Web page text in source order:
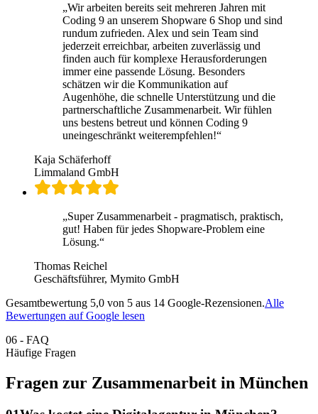
„Wir arbeiten bereits seit mehreren Jahren mit
Coding 9 an unserem Shopware 6 Shop und sind
rundum zufrieden. Alex und sein Team sind
jederzeit erreichbar, arbeiten zuverlässig und
finden auch für komplexe Herausforderungen
immer eine passende Lösung. Besonders
schätzen wir die Kommunikation auf
Augenhöhe, die schnelle Unterstützung und die
partnerschaftliche Zusammenarbeit. Wir fühlen
uns bestens betreut und können Coding 9
uneingeschränkt weiterempfehlen!“
Kaja Schäferhoff
Limmaland GmbH
„Super Zusammenarbeit - pragmatisch, praktisch,
gut! Haben für jedes Shopware-Problem eine
Lösung.“
Thomas Reichel
Geschäftsführer, Mymito GmbH
Gesamtbewertung 5,0 von 5 aus 14 Google-Rezensionen.Alle
Bewertungen auf Google lesen
06 - FAQ
Häufige Fragen
Fragen zur Zusammenarbeit in München